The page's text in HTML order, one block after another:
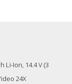
Li-Ion, 14.4 V (3
24X